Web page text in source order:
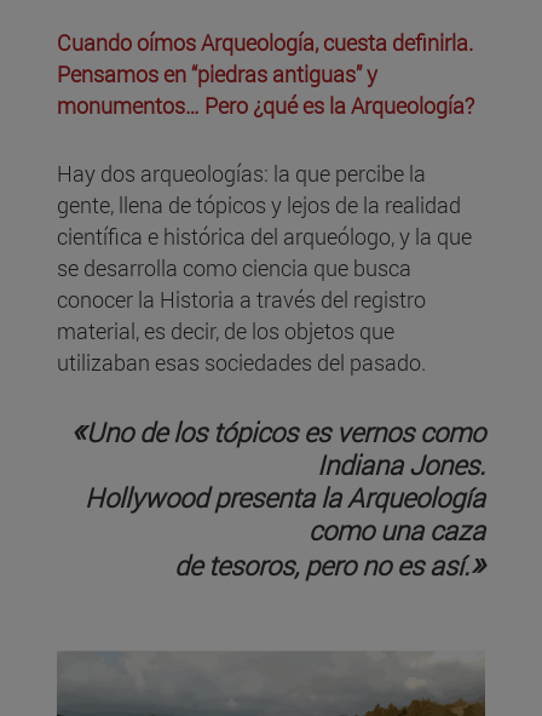
Cuando oímos Arqueología, cuesta definirla.
Pensamos en “piedras antiguas” y
monumentos… Pero ¿qué es la Arqueología?
Hay dos arqueologías: la que percibe la
gente, llena de tópicos y lejos de la realidad
científica e histórica del arqueólogo, y la que
se desarrolla como ciencia que busca
conocer la Historia a través del registro
material, es decir, de los objetos que
utilizaban esas sociedades del pasado.
«Uno de los tópicos es vernos como
Indiana Jones.
Hollywood presenta la Arqueología
como una caza
de tesoros, pero no es así.»